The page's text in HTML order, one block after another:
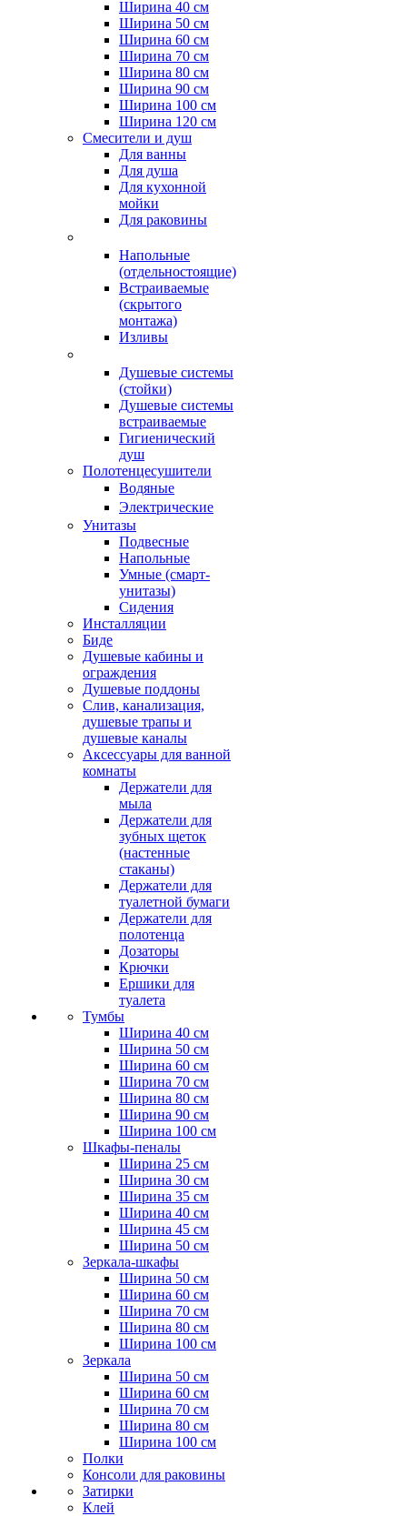
Ширина 40 см
Ширина 50 см
Ширина 60 см
Ширина 70 см
Ширина 80 см
Ширина 90 см
Ширина 100 см
Ширина 120 см
Смесители и душ
Для ванны
Для душа
Для кухонной
мойки
Для раковины
Напольные
(отдельностоящие)
Встраиваемые
(скрытого
монтажа)
Изливы
Душевые системы
(стойки)
Душевые системы
встраиваемые
Гигиенический
душ
Полотенцесушители
ㅤВодяные
ㅤЭлектрические
Унитазы
Подвесные
Напольные
Умные (смарт-
унитазы)
Сидения
Инсталляции
Биде
Душевые кабины и
ограждения
Душевые поддоны
Слив, канализация,
душевые трапы и
душевые каналы
Аксессуары для ванной
комнаты
Держатели для
мыла
Держатели для
зубных щеток
(настенные
стаканы)
Держатели для
туалетной бумаги
Держатели для
полотенца
Дозаторы
Крючки
Ершики для
туалета
Тумбы
Ширина 40 см
Ширина 50 см
Ширина 60 см
Ширина 70 см
Ширина 80 см
Ширина 90 см
Ширина 100 см
Шкафы-пеналы
Ширина 25 см
Ширина 30 см
Ширина 35 см
Ширина 40 см
Ширина 45 см
Ширина 50 см
Зеркала-шкафы
Ширина 50 см
Ширина 60 см
Ширина 70 см
Ширина 80 см
Ширина 100 см
Зеркала
Ширина 50 см
Ширина 60 см
Ширина 70 см
Ширина 80 см
Ширина 100 см
Полки
Консоли для раковины
Затирки
Клей